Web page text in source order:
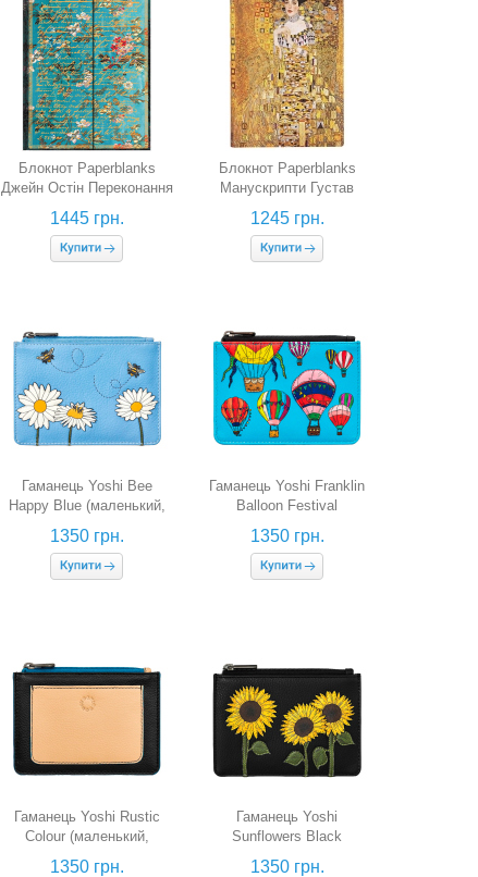
Блокнот Paperblanks
Джейн Остін Переконання
(великий, в лінію)
1445 грн.
Блокнот Paperblanks
Манускрипти Густав
Клімт Портрет Адель
Expanded (середній, в
лінію)
1245 грн.
Гаманець Yoshi Bee
Happy Blue (маленький,
блакитний)
1350 грн.
Гаманець Yoshi Franklin
Balloon Festival
(маленький, блакитний /
чорний)
1350 грн.
Гаманець Yoshi Rustic
Colour (маленький,
різноколірний)
1350 грн.
Гаманець Yoshi
Sunflowers Black
(маленький, чорний)
1350 грн.